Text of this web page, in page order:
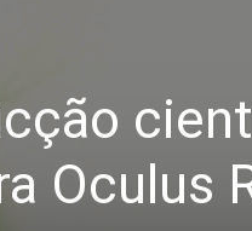
Oculus